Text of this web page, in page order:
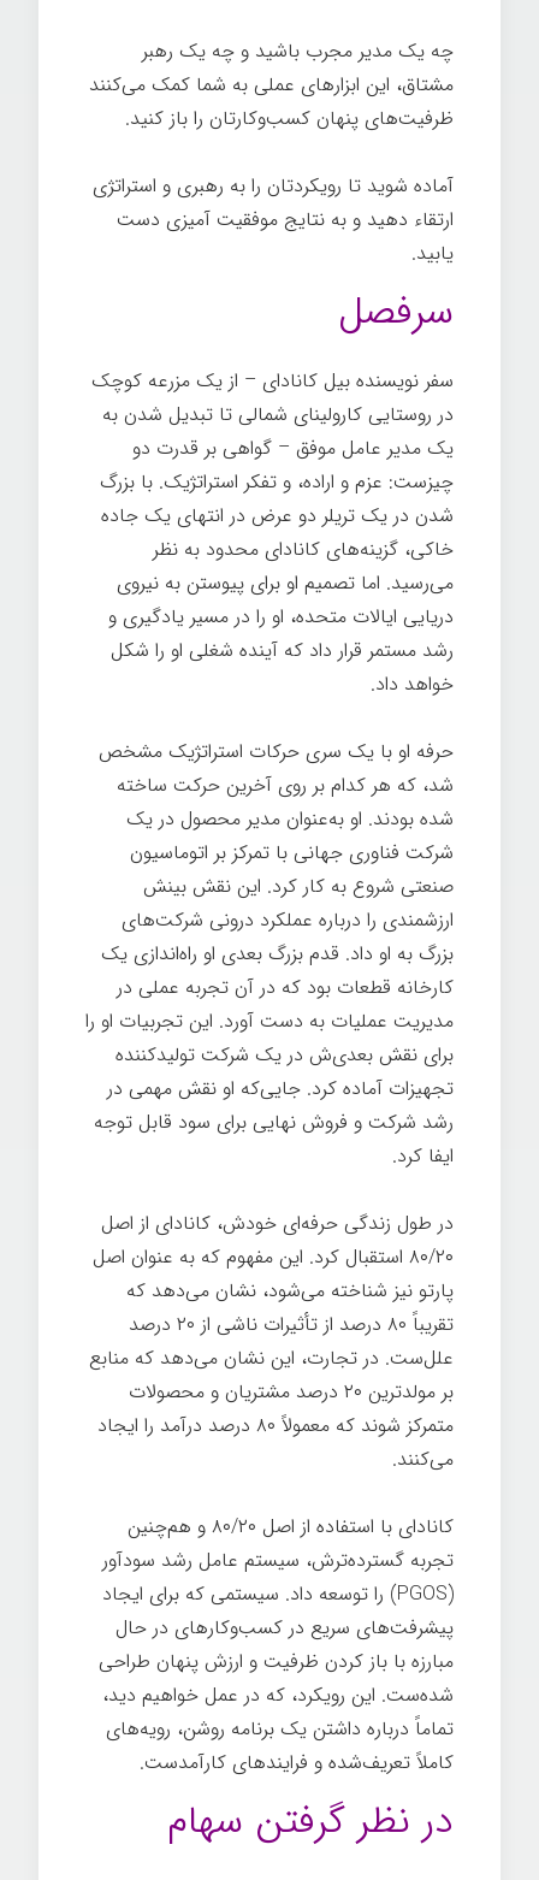
چه یک مدیر مجرب باشید و چه یک رهبر
مشتاق، این ابزارهای عملی به شما کمک می‌کنند
ظرفیت‌های پنهان کسب‌‌وکارتان را باز کنید.
آماده شوید تا رویکردتان را به رهبری و استراتژی
ارتقاء دهید و به نتایج موفقیت آمیزی دست
یابید.
سرفصل
سفر نویسنده بیل کانادای – از یک مزرعه کوچک
در روستایی کارولینای شمالی تا تبدیل شدن به
یک مدیر عامل موفق – گواهی بر قدرت دو
چیزست: عزم و اراده، و تفکر استراتژیک. با بزرگ
شدن در یک تریلر دو عرض در انتهای یک جاده
خاکی، گزینه‌های کانادای محدود به نظر
می‌رسید. اما تصمیم او برای پیوستن به نیروی
دریایی ایالات متحده، او را در مسیر یادگیری و
رشد مستمر قرار داد که آینده شغلی او را شکل
خواهد داد.
حرفه او با یک سری حرکات استراتژیک مشخص
شد، که هر کدام بر روی آخرین حرکت ساخته
شده بودند. او به‌عنوان مدیر محصول در یک
شرکت فناوری جهانی با تمرکز بر اتوماسیون
صنعتی شروع به کار کرد. این نقش بینش
ارزشمندی را درباره عملکرد درونی شرکت‌های
بزرگ به او داد. قدم بزرگ بعدی او راه‌اندازی یک
کارخانه قطعات بود که در آن تجربه عملی در
مدیریت عملیات به دست آورد. این تجربیات او را
برای نقش بعدی‌ش در یک شرکت تولیدکننده
تجهیزات آماده کرد. جایی‌که او نقش مهمی در
رشد شرکت و فروش نهایی برای سود قابل توجه
ایفا کرد.
در طول زندگی حرفه‌ای خودش، کانادای از اصل
۸۰/۲۰ استقبال کرد. این مفهوم که به عنوان اصل
پارتو نیز شناخته می‌شود، نشان می‌دهد که
تقریباً ۸۰ درصد از تأثیرات ناشی از ۲۰ درصد
علل‌ست. در تجارت، این نشان می‌دهد که منابع
بر مولدترین ۲۰ درصد مشتریان و محصولات
متمرکز شوند که معمولاً ۸۰ درصد درآمد را ایجاد
می‌کنند.
کانادای با استفاده از اصل ۸۰/۲۰ و هم‌چنین
تجربه گسترده‌ترش، سیستم عامل رشد سودآور
(PGOS) را توسعه داد. سیستمی که برای ایجاد
پیشرفت‌های سریع در کسب‌وکارهای در حال
مبارزه با باز کردن ظرفیت و ارزش پنهان طراحی
شده‌ست. این رویکرد، که در عمل خواهیم دید،
تماماً درباره داشتن یک برنامه روشن، رویه‌های
کاملاً تعریف‌شده و فرایندهای کارآمدست.
در نظر گرفتن سهام